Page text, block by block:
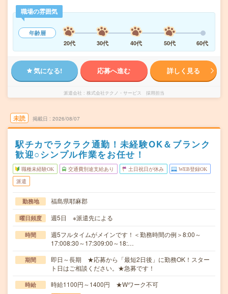
職場の雰囲気
年齢層
20代
30代 40代 50代 60代
気になる! 応募へ進む 詳しく見る
派遣会社 株式会社テクノ・サービス 採用担当
未読 掲載日 2026/08/07
駅チカでラクラク通勤！未経験OK＆ブランク
歓迎○シンプル作業をお任せ！
職種未経験OK 交通費別途支給あり 土日祝日が休み WEB登録OK
派遣
勤務地 福島県耶麻郡
曜日頻度 週5日 ※派遣先による
時間
週5フルタイムがメインです！＜勤務時間の例＞8:00～
17:008:30～17:309:00～18:…
期間
即日～長期 ★応募から「最短2日後」に勤務OK！スター
ト日はご相談ください。★急募です！
時給 時給1100円～1400円 ★Wワーク不可